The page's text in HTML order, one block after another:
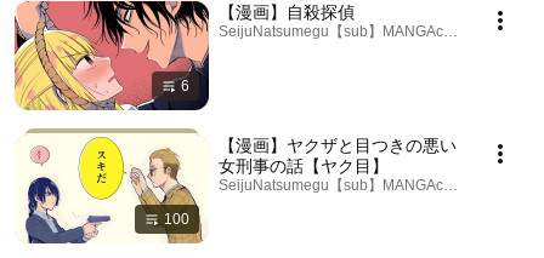
6
【漫画】自殺探偵
SeijuNatsumegu【sub】MANGAch · Playlist
100
【漫画】ヤクザと目つきの悪い
女刑事の話【ヤク目】
SeijuNatsumegu【sub】MANGAch · Playlist